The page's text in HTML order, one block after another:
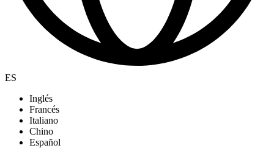
ES
Inglés
Francés
Italiano
Chino
Español